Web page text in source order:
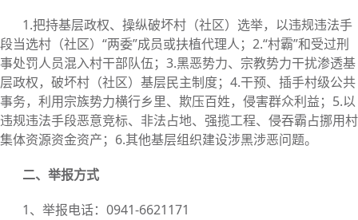
1.把持基层政权、操纵破坏村（社区）选举，以违规违法手
段当选村（社区）“两委”成员或扶植代理人；2.“村霸”和受过刑
事处罚人员混入村干部队伍；3.黑恶势力、宗教势力干扰渗透基
层政权，破坏村（社区）基层民主制度；4.干预、插手村级公共
事务，利用宗族势力横行乡里、欺压百姓，侵害群众利益；5.以
违规违法手段恶意竞标、非法占地、强揽工程、侵吞霸占挪用村
集体资源资金资产；6.其他基层组织建设涉黑涉恶问题。
二、举报方式
1、举报电话：0941-6621171